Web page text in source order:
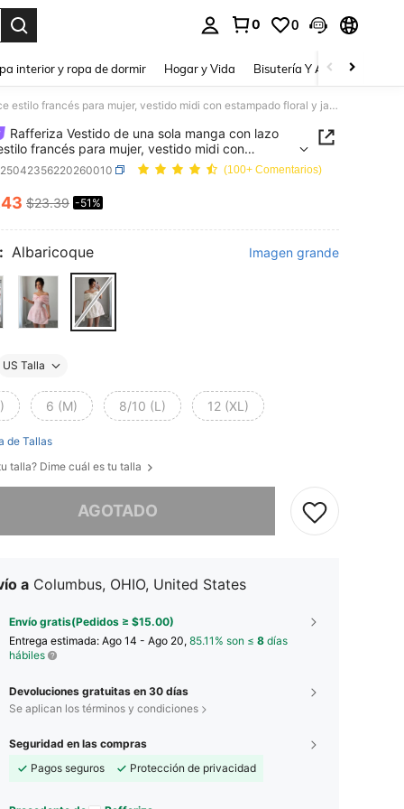
0 0
interior y ropa de dormir Hogar y Vida Bisutería Y Accesorios
Rafferiza Vestido de una sola manga con lazo dulce estilo francés para mujer, vestido midi con estampado floral y jacquard que realza la cintura en color rosa para estilizar la figura de la mujer
Rafferiza Vestido de una sola manga con lazo
francés para mujer, vestido midi con
floral y jacquard que realza la cintura en
para estilizar la figura de la mujer
(100+ Comentarios)
AND AVAILABILITY
$23.39 -51%
Albaricoque Imagen grande
US Talla
6 (M) 8/10 (L) 12 (XL)
de Tallas
talla? Dime cuál es tu talla
AGOTADO
a Columbus, OHIO, United States
Envío gratis(Pedidos ≥ $15.00)
Entrega estimada: Ago 14 - Ago 20, 85.11% son ≤ 8 días
hábiles
Devoluciones gratuitas en 30 días
Se aplican los términos y condiciones
Seguridad en las compras
Pagos seguros
Protección de privacidad